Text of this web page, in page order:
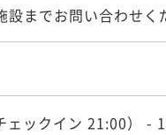
までお問い合わせく
ェックイン 21:00） -